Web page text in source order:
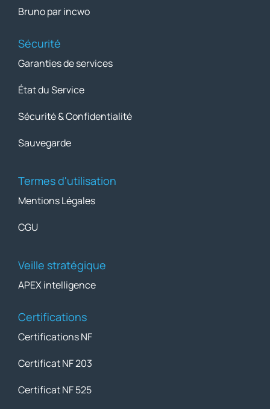
Bruno par incwo
Sécurité
Garanties de services
État du Service
Sécurité & Confidentialité
Sauvegarde
Termes d'utilisation
Mentions Légales
CGU
Veille stratégique
APEX intelligence
Certifications
Certifications NF
Certificat NF 203
Certificat NF 525